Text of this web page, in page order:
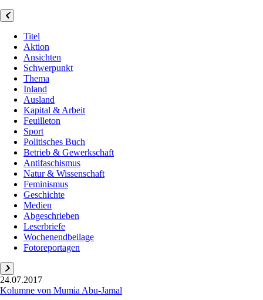
Titel
Aktion
Ansichten
Schwerpunkt
Thema
Inland
Ausland
Kapital & Arbeit
Feuilleton
Sport
Politisches Buch
Betrieb & Gewerkschaft
Antifaschismus
Natur & Wissenschaft
Feminismus
Geschichte
Medien
Abgeschrieben
Leserbriefe
Wochenendbeilage
Fotoreportagen
24.07.2017
Kolumne von Mumia Abu-Jamal